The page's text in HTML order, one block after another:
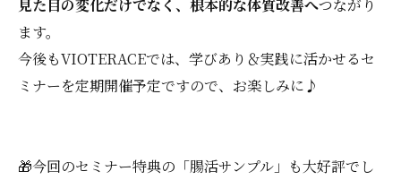
見た目の変化だけでなく、根本的な体質改善へつながり
ます。
今後もVIOTERACEでは、学びあり＆実践に活かせるセ
ミナーを定期開催予定ですので、お楽しみに♪
🎁今回のセミナー特典の「腸活サンプル」も大好評でし